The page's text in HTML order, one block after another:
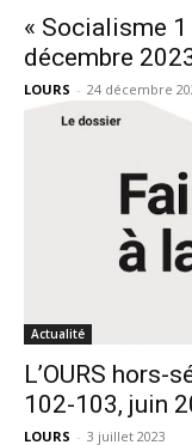
« Socialisme 1
décembre
LOURS - 24 décembre
Actualité
L’OURS hors-
102-103, juin
LOURS - 3 juillet 2023